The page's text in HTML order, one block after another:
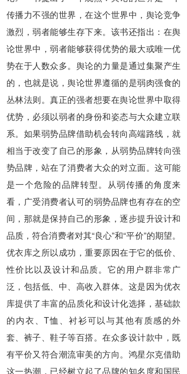
传播力不强的世界，在这个世界中，舆论竞争
激烈，弱者能够生存下来。该书还指出：在舆
论世界中，弱者能够获得优势的最大或唯一优
势在于人数众多。舆论的力量是通过集聚产生
的，也就是说，舆论世界遵循的是弱肉强食的
丛林法则。真正的强者想要在舆论世界中取得
优势，必须以弱者的身份和姿态与大众建立联
系。如果弱势品牌借助机会转向高端路线，就
相当于改变了自己的形象，从弱势品牌转向强
势品牌，站在了消费者大众的对立面。这可能
是一个危险的品牌转型。从弱传播的角度来
看，广受消费者认可的弱势品牌也有存在的空
间，那就是保持自己的形象，逐步提升设计和
品质，符合消费者对其“良心”和“平价”的期望。
优衣库之所以成功，重要原因在于它的低价、
性价比以及设计和品质。它的用户群非常广
泛，包括低、中、高收入群体。这是因为优衣
库提供了丰富的品质化和设计化选择，基础款
的内衣、T恤、衬衫可以与其他有质感的外
套、裤子、鞋子等百搭。在众多设计款中，既
有平价又符合潮流审美的方向。鸿星尔克借助
这一热潮，已经树立起了品牌的知名度和国民